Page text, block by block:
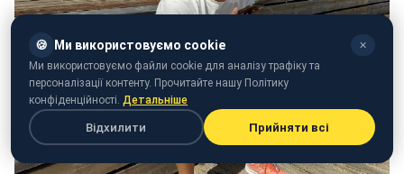
🍪 Ми використовуємо cookie ✕
Ми використовуємо файли cookie для аналізу трафіку та
персоналізації контенту. Прочитайте нашу Політику
конфіденційності. Детальніше
Відхилити Прийняти всі